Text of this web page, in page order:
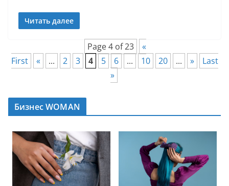
Читать далее
Page 4 of 23
«
First
« ... 2 3 4 5 6 ... 10 20 ... »
Last
»
Бизнес WOMAN